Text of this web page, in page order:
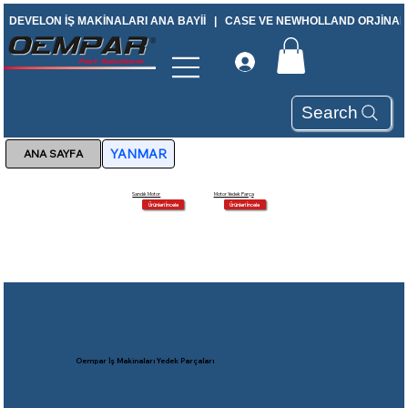
DEVELON İŞ MAKİNALARI ANA BAYİİ   |   CASE VE NEWHOLLAND
Search
ANA SAYFA YANMAR
Sandık Motor
Ürünleri İncele
Motor Yedek Parça
Ürünleri İncele
Oempar İş Makinaları Yedek Parçaları